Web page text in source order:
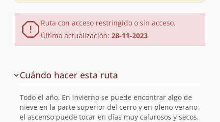
Ruta con acceso restringido o sin acceso.
Última actualización: 28-11-2023
de
la
ruta
Cuándo hacer esta ruta
Todo el año. En invierno se puede encontrar algo de
nieve en la parte superior del cerro y en pleno verano,
el ascenso puede tocar en días muy calurosos y secos.